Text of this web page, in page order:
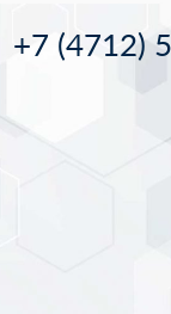
+7 (4712)